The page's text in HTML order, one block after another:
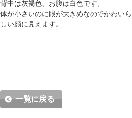
背中は灰褐色、お腹は白色です。
体が小さいのに眼が大きめなのでかわいら
しい顔に見えます。
一覧に戻る